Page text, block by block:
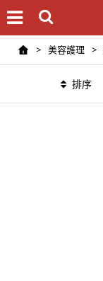
> 美容護理 >
排序